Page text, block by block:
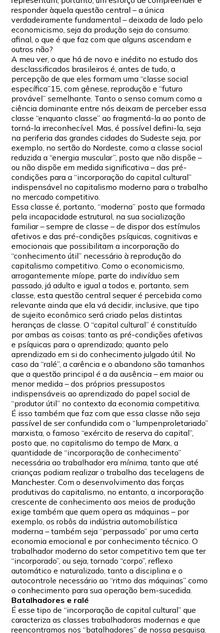
responder àquela questão central – a única
verdadeiramente fundamental – deixada de lado pelo
economicismo, seja da produção seja do consumo:
afinal, o que é que faz com que alguns ascendam e
outros não?
A meu ver, o que há de novo e inédito no estudo dos
desclassificados brasileiros é, antes de tudo, a
percepção de que eles formam uma “classe social
específica”15, com gênese, reprodução e “futuro
provável” semelhante. Tanto o senso comum como a
ciência dominante entre nós deixam de perceber essa
classe “enquanto classe” ao fragmentá-la ao ponto de
torná-la irreconhecível. Mas, é possível defini-la, seja
na periferia das grandes cidades do Sudeste seja, por
exemplo, no sertão do Nordeste, como a classe social
reduzida a “energia muscular”, posto que não dispõe –
ou não dispõe em medida significativa – das pré-
condições para a “incorporação do capital cultural”
indispensável no capitalismo moderno para o trabalho
no mercado competitivo.
Essa classe é, portanto, “moderna” posto que formada
pela incapacidade estrutural, na sua socialização
familiar – sempre de classe – de dispor dos estímulos
afetivos e das pré-condições psíquicas, cognitivas e
emocionais que possibilitam a incorporação do
“conhecimento útil” necessário à reprodução do
capitalismo competitivo. Como o economicismo,
arrogantemente míope, parte do indivíduo sem
passado, já adulto e igual a todos e, portanto, sem
classe, esta questão central sequer é percebida como
relevante ainda que ela vá decidir, inclusive, que tipo
de sujeito econômico será criado pelas distintas
heranças de classe. O “capital cultural” é constituído
por ambas as coisas: tanto as pré-condições afetivas
e psíquicas para o aprendizado; quanto pelo
aprendizado em si do conhecimento julgado útil. No
caso da “ralé”, a carência e o abandono são tamanhos
que a questão principal é a da ausência – em maior ou
menor medida – dos próprios pressupostos
indispensáveis ao aprendizado do papel social de
“produtor útil” no contexto da economia competitiva.
É isso também que faz com que essa classe não seja
passível de ser confundida com o “lumpenproletariado”
marxista, o famoso “exército de reserva do capital”,
posto que, no capitalismo do tempo de Marx, a
quantidade de “incorporação de conhecimento”
necessária ao trabalhador era mínima, tanto que até
crianças podiam realizar o trabalho das tecelagens de
Manchester. Com o desenvolvimento das forças
produtivas do capitalismo, no entanto, a incorporação
crescente de conhecimento aos meios de produção
exige também que quem opera as máquinas – por
exemplo, os robôs da indústria automobilística
moderna – também seja “perpassado” por uma certa
economia emocional e por conhecimento técnico. O
trabalhador moderno do setor competitivo tem que ter
“incorporado”, ou seja, tornado “corpo”, reflexo
automático e naturalizado, tanto a disciplina e o
autocontrole necessário ao “ritmo das máquinas” como
o conhecimento para sua operação bem-sucedida.
Batalhadores e ralé
É esse tipo de “incorporação de capital cultural” que
caracteriza as classes trabalhadoras modernas e que
reencontramos nos “batalhadores” de nossa pesquisa.